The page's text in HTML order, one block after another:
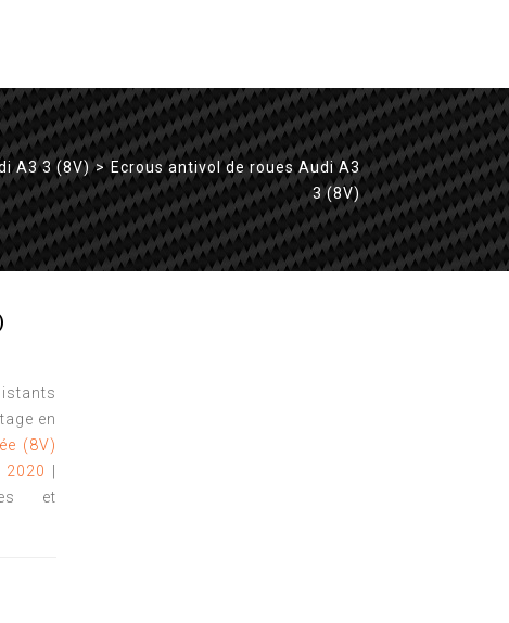
A3 3 (8V) > Ecrous antivol de roues Audi A3
3 (8V)
en
(8V)
2020
et